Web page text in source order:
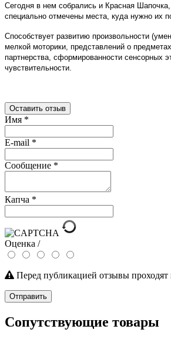
Сегодня в нем собрались и Красная
специально отмечены места, куда нужно их
Способствует развитию произвольности
мелкой моторики, представлений о
партнерства, сформированности сенсорных
чувствительности.
Оставить отзыв
Имя *
E-mail *
Сообщение *
Капча *
Оценка /
Перед публикацией отзывы
Отправить
Сопутствующие товары